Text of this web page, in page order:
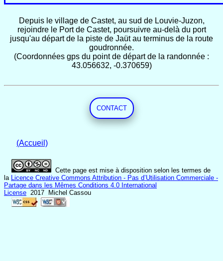
Depuis le village de Castet, au sud de Louvie-Juzon,
rejoindre le Port de Castet, poursuivre au-delà du port
jusqu'au départ de la piste de Jaüt au terminus de la route
goudronnée.
(Coordonnées gps du point de départ de la randonnée :
43.056632, -0.370659)
CONTACT
(Accueil)
Cette page est mise à disposition selon les termes de
la Licence Creative Commons Attribution - Pas d’Utilisation Commerciale -
Partage dans les Mêmes Conditions 4.0 International
License 2017 Michel Cassou